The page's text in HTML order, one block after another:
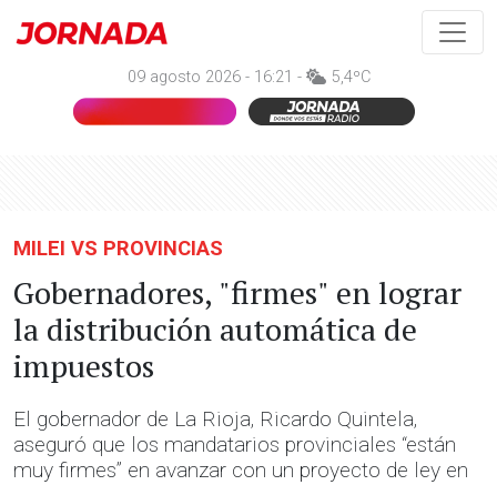
09 agosto 2026 - 16:21 - 5,4ºC
MILEI VS PROVINCIAS
Gobernadores, "firmes" en lograr
la distribución automática de
impuestos
El gobernador de La Rioja, Ricardo Quintela,
aseguró que los mandatarios provinciales “están
muy firmes” en avanzar con un proyecto de ley en